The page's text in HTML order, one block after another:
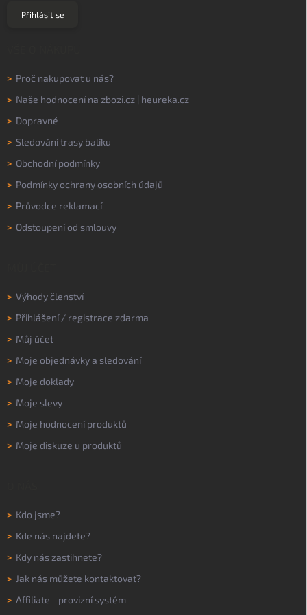
Přihlásit se
> Proč nakupovat u nás?
> Naše hodnocení na zbozi.cz | heureka.cz
> Dopravné
> Sledování trasy balíku
> Obchodní podmínky
> Podmínky ochrany osobních údajů
> Průvodce reklamací
> Odstoupení od smlouvy
> Výhody členství
> Přihlášení/ registrace zdarma
> Můj účet
> Moje objednávky a sledování
> Moje doklady
> Moje slevy
> Moje hodnocení produktů
> Moje diskuze u produktů
> Kdo jsme?
> Kde nás najdete?
> Kdy nás zastihnete?
> Jak nás můžete kontaktovat?
> Affiliate - provizní systém